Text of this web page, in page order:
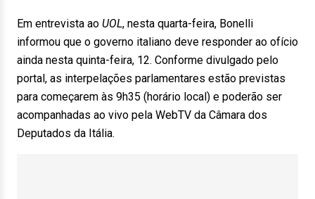
Em entrevista ao UOL, nesta quarta-feira, Bonelli
informou que o governo italiano deve responder ao ofício
ainda nesta quinta-feira, 12. Conforme divulgado pelo
portal, as interpelações parlamentares estão previstas
para começarem às 9h35 (horário local) e poderão ser
acompanhadas ao vivo pela WebTV da Câmara dos
Deputados da Itália.